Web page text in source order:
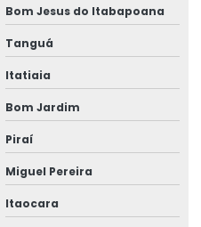
do trabalho
Bom Jesus do Itabapoana
Tanguá
Itatiaia
Bom Jardim
Piraí
Miguel Pereira
Itaocara